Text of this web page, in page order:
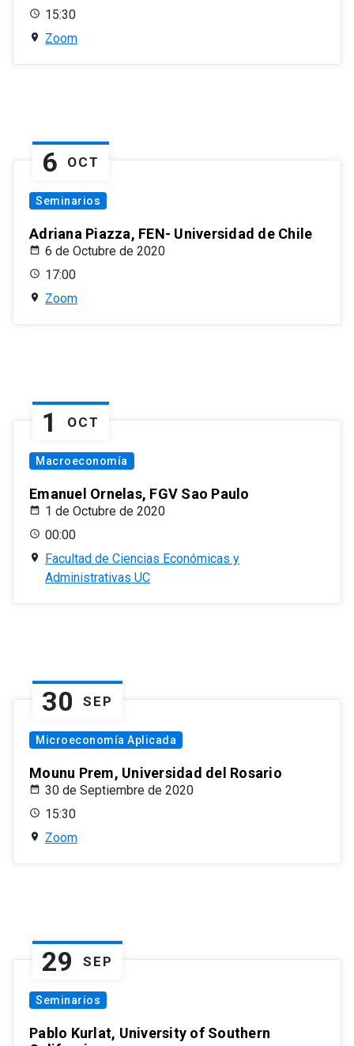
15:30
Zoom
6 OCT
Seminarios
Adriana Piazza, FEN- Universidad de Chile
6 de Octubre de 2020
17:00
Zoom
1 OCT
Macroeconomía
Emanuel Ornelas, FGV Sao Paulo
1 de Octubre de 2020
00:00
Facultad de Ciencias Económicas y
Administrativas UC
30 SEP
Microeconomía Aplicada
Mounu Prem, Universidad del Rosario
30 de Septiembre de 2020
15:30
Zoom
29 SEP
Seminarios
Pablo Kurlat, University of Southern